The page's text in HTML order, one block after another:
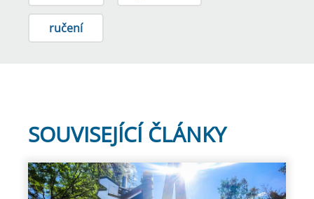
ručení
SOUVISEJÍCÍ ČLÁNKY